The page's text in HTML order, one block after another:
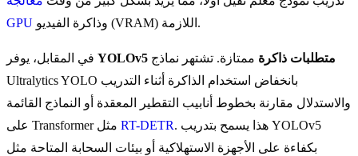
GPU
وذاكرة الفيديو (VRAM) اللازمة.
YOLOv5 متطلبات ذاكرة ممتازة. تشتهر نماذج
Ultralytics YOLO بانخفاض استخدام الذاكرة أثناء التدريب
والاستدلال مقارنة بخطوط أنابيب التقطير المعقدة أو النماذج القائمة
RT-DETR. هذا يسمح بتدريب YOLOv5
بكفاءة على الأجهزة الاستهلاكية أو بيئات السحابة المتاحة مثل